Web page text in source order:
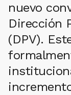
nuevo
Dirección
(DPV).